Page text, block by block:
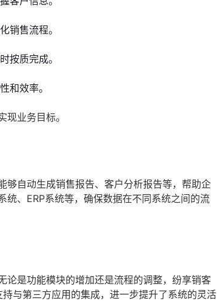
销售流程。
按质完成。
和效率。
业务目标。
够自动生成销售报告、客户分析报告等，帮助企
、ERP系统等，确保数据在不同系统之间的流
论是功能模块的增加还是流程的调整，纷享销客
与第三方应用的集成，进一步提升了系统的灵活